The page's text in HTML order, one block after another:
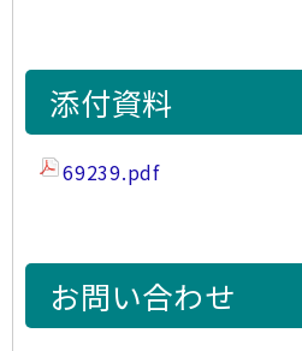
添付資料
69239.pdf
お問い合わせ